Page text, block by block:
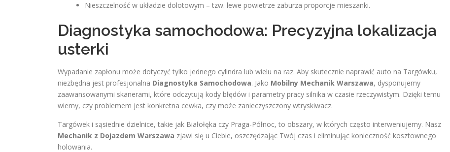
Nieszczelność w układzie dolotowym – tzw. lewe powietrze zaburza proporcje mieszanki.
Diagnostyka samochodowa: Precyzyjna lokalizacja
usterki
Wypadanie zapłonu może dotyczyć tylko jednego cylindra lub wielu na raz. Aby skutecznie naprawić auto na Targówku,
niezbędna jest profesjonalna Diagnostyka Samochodowa. Jako Mobilny Mechanik Warszawa, dysponujemy
zaawansowanymi skanerami, które odczytują kody błędów i parametry pracy silnika w czasie rzeczywistym. Dzięki temu
wiemy, czy problemem jest konkretna cewka, czy może zanieczyszczony wtryskiwacz.
Targówek i sąsiednie dzielnice, takie jak Białołęka czy Praga-Północ, to obszary, w których często interweniujemy. Nasz
Mechanik z Dojazdem Warszawa zjawi się u Ciebie, oszczędzając Twój czas i eliminując konieczność kosztownego
holowania.